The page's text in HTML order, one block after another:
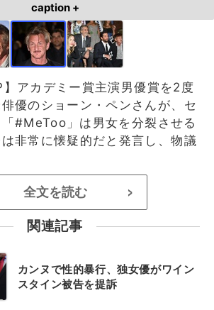
caption +
】アカデミー賞主演男優賞を2度
優のショーン・ペンさんが、セ
#MeToo」は男女を分裂させる
非常に懐疑的だと発言し、物議
全文を読む >
関連記事
カンヌで性的暴行、独女優がワイン
スタイン被告を提訴